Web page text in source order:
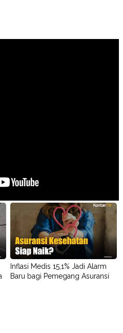
Inflasi Medis 15,1% Jadi Alarm
Baru bagi Pemegang Asuransi